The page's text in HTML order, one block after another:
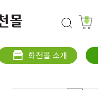
화천몰 소개